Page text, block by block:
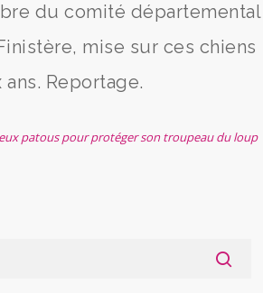
du comité départemental
mise sur ces chiens
Reportage.
patous pour protéger son troupeau du loup